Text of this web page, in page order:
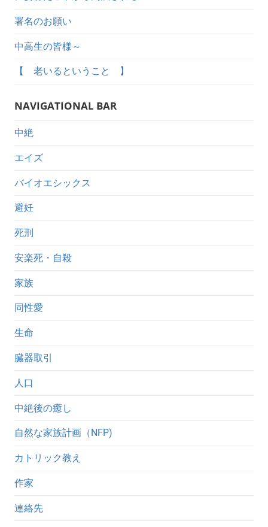
署名のお願い
中高生の皆様～
【 老いるということ 】
NAVIGATIONAL BAR
中絶
エイズ
バイオエシックス
避妊
死刑
安楽死・自殺
家族
同性愛
生命
臓器取引
人口
中絶後の癒し
自然な家族計画（NFP)
カトリック教え
作家
連絡先